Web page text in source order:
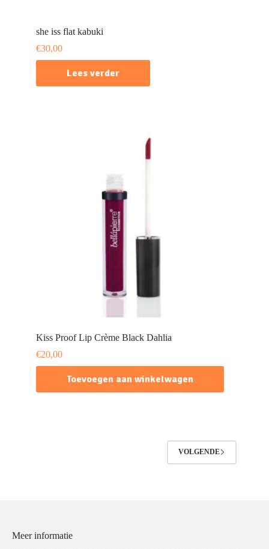
she iss flat kabuki
€30,00
Lees verder
Kiss Proof Lip Crème Black Dahlia
€20,00
Toevoegen aan winkelwagen
VOLGENDE
Meer informatie